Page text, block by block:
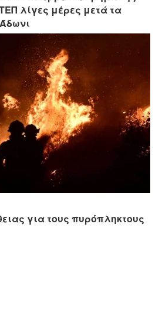
λίγες μέρες μετά τα
για τους πυρόπληκτους